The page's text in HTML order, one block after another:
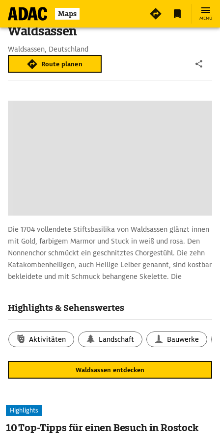
Maps MENÜ
Waldsassen
Waldsassen, Deutschland
Route planen
Die 1704 vollendete Stiftsbasilika von Waldsassen glänzt innen
mit Gold, farbigem Marmor und Stuck in weiß und rosa. Den
Nonnenchor schmückt ein geschnitztes Chorgestühl. Die zehn
Katakombenheiligen, auch Heilige Leiber genannt, sind kostbar
bekleidete und mit Schmuck behangene Skelette. Die
vollendeten Stiftsbibliothek des Zisterzienserinnenklosters
die Empore. Sie personifizieren Aspekte des Hochmuts wie
Dummheit, Spottlust, Heuchelei und Ignoranz.
Highlights & Sehenswertes
Aktivitäten Landschaft Bauwerke
Waldsassen entdecken
Highlights
10 Top-Tipps für einen Besuch in Rostock